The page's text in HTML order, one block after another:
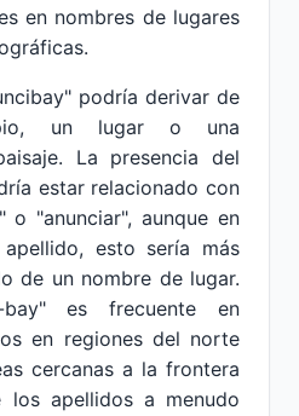
en nombres de lugares
podría derivar de
un lugar o una
La presencia del
estar relacionado con
o "anunciar", aunque en
esto sería más
de un nombre de lugar.
es frecuente en
en regiones del norte
cercanas a la frontera
los apellidos a menudo